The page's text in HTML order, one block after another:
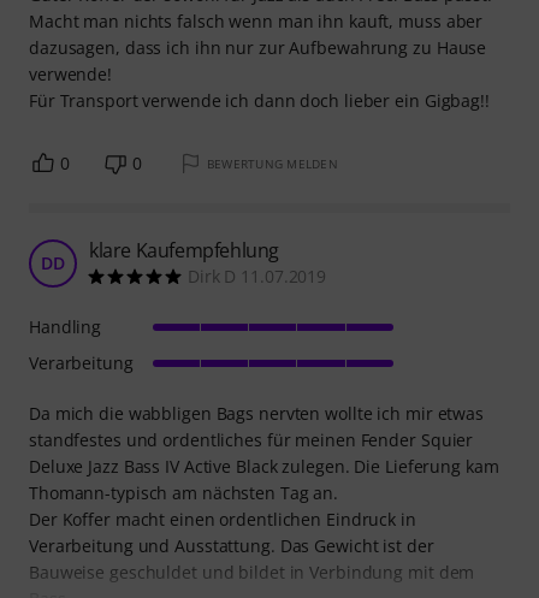
Macht man nichts falsch wenn man ihn kauft, muss aber
dazusagen, dass ich ihn nur zur Aufbewahrung zu Hause
verwende!
Für Transport verwende ich dann doch lieber ein Gigbag!!
0 0 BEWERTUNG MELDEN
DD klare Kaufempfehlung
Dirk D 11.07.2019
Da mich die wabbligen Bags nervten wollte ich mir etwas
standfestes und ordentliches für meinen Fender Squier
Deluxe Jazz Bass IV Active Black zulegen. Die Lieferung kam
Thomann-typisch am nächsten Tag an.
Der Koffer macht einen ordentlichen Eindruck in
Verarbeitung und Ausstattung. Das Gewicht ist der
Bauweise geschuldet und bildet in Verbindung mit dem
Handling
Verarbeitung